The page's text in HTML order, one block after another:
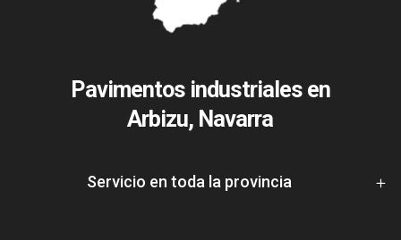
Pavimentos industriales en
Arbizu, Navarra
Servicio en toda la provincia